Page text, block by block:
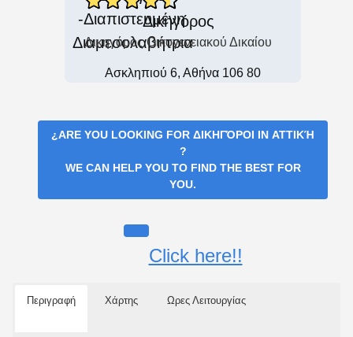
Δικηγόρος
Δικηγόρος Οικογενειακού Δικαίου
Ασκληπιού 6, Αθήνα 106 80
¿ARE YOU LOOKING FOR ΔΙΚΗΓΌΡΟΙ IN ΑΤΤΙΚΉ
?
WE CAN HELP YOU TO FIND THE BEST FOR
YOU.
Click here!!
Περιγραφή Χάρτης Ωρες Λειτουργίας